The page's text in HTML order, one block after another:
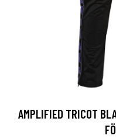
AMPLIFIED TRICOT